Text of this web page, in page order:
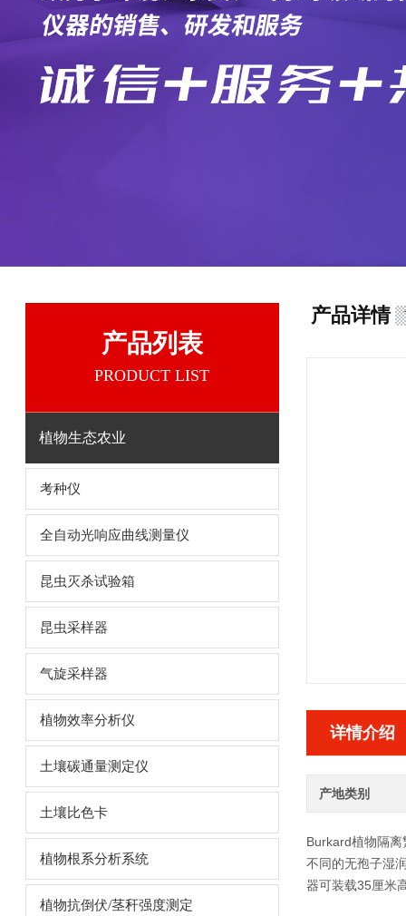
产品列表
PRODUCT LIST
植物生态农业
考种仪
全自动光响应曲线测量仪
昆虫灭杀试验箱
昆虫采样器
气旋采样器
植物效率分析仪
土壤碳通量测定仪
土壤比色卡
植物根系分析系统
植物抗倒伏/茎秆强度测定
产品详情
详情介绍
产地类别
Burkard植物隔离
不同的无孢子湿
器可装载35厘米